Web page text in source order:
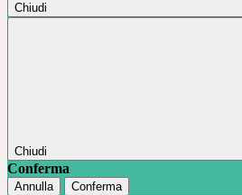
Chiudi
Chiudi
Conferma
Annulla Conferma